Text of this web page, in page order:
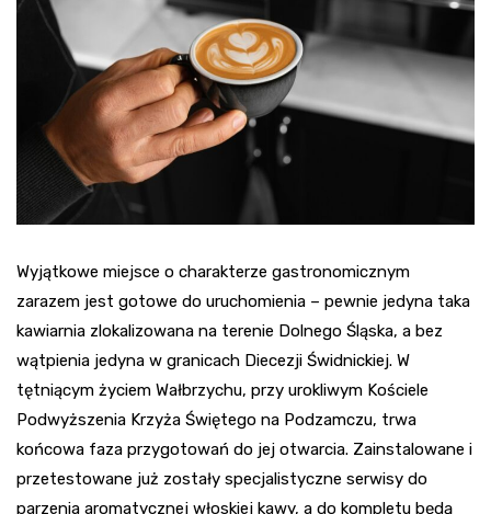
Wyjątkowe miejsce o charakterze gastronomicznym
zarazem jest gotowe do uruchomienia – pewnie jedyna taka
kawiarnia zlokalizowana na terenie Dolnego Śląska, a bez
wątpienia jedyna w granicach Diecezji Świdnickiej. W
tętniącym życiem Wałbrzychu, przy urokliwym Kościele
Podwyższenia Krzyża Świętego na Podzamczu, trwa
końcowa faza przygotowań do jej otwarcia. Zainstalowane i
przetestowane już zostały specjalistyczne serwisy do
parzenia aromatycznej włoskiej kawy, a do kompletu będą